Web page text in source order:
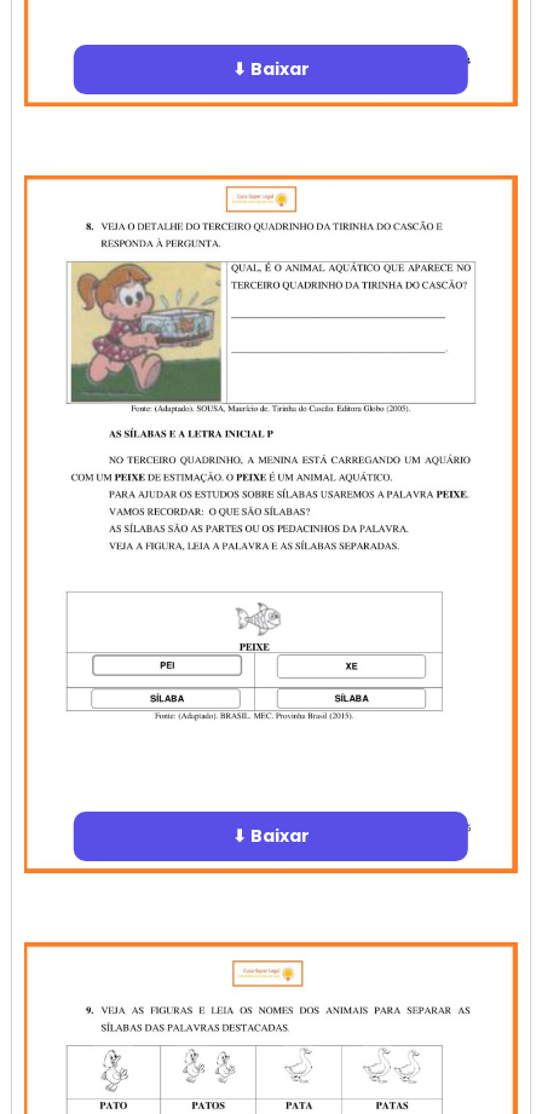
⬇ Baixar
⬇ Baixar